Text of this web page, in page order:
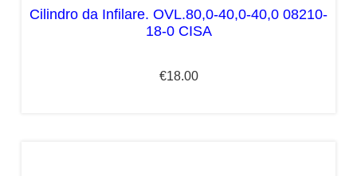
Cilindro da Infilare. OVL.80,0-40,0-40,0 08210-
18-0 CISA
€18.00